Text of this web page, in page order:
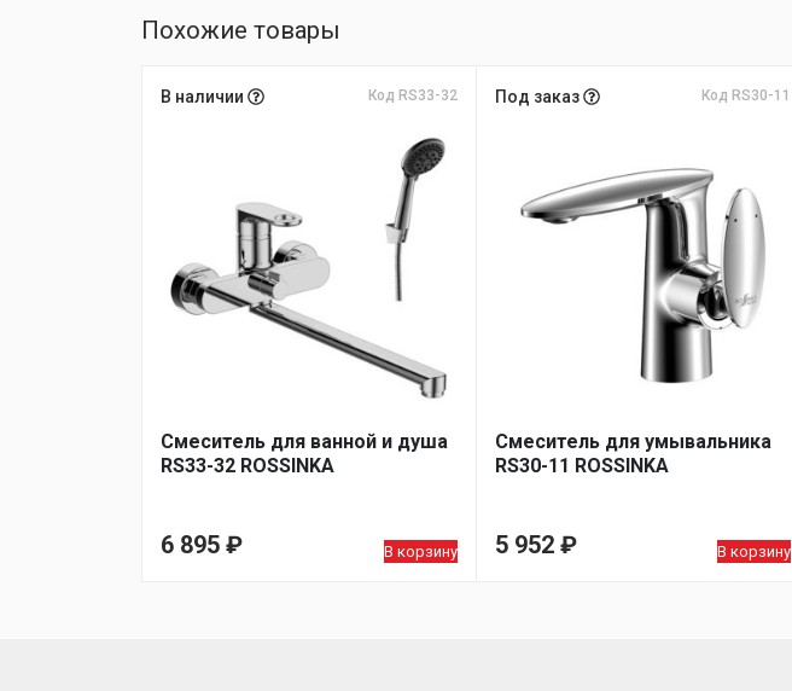
Похожие товары
В наличии Код RS33-32
Смеситель для ванной и душа
RS33-32 ROSSINKA
6 895 ₽ В корзину
Под заказ Код RS30-11
Смеситель для умывальника
RS30-11 ROSSINKA
5 952 ₽ В корзину